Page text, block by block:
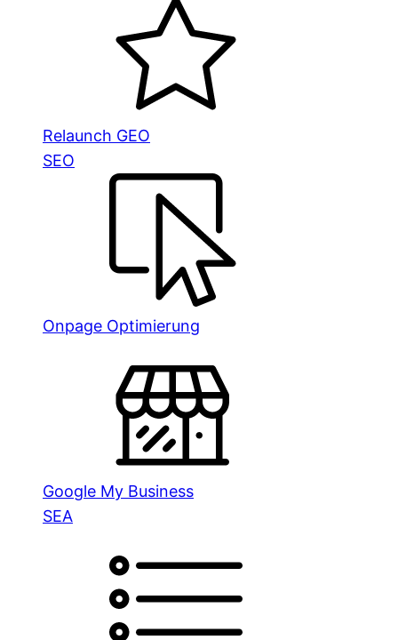
Relaunch GEO
SEO
Onpage Optimierung
Google My Business
SEA